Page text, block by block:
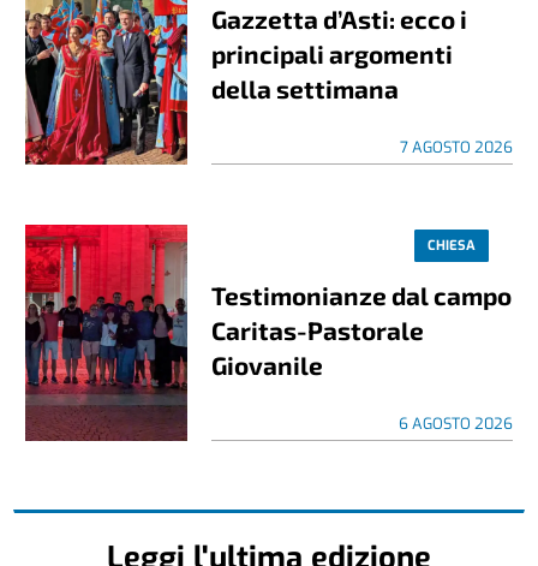
Gazzetta d’Asti: ecco i
principali argomenti
della settimana
7 AGOSTO 2026
CHIESA
Testimonianze dal campo
Caritas-Pastorale
Giovanile
6 AGOSTO 2026
Leggi l'ultima edizione